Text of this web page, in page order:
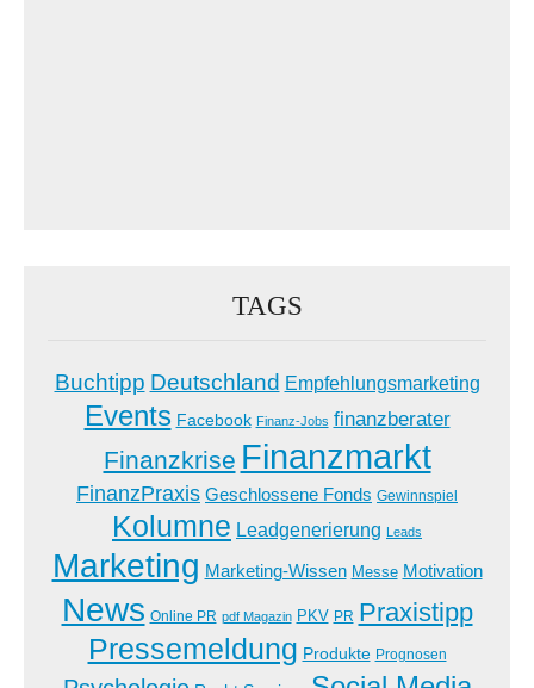
TAGS
Buchtipp Deutschland Empfehlungsmarketing
Events Facebook Finanz-Jobs finanzberater
Finanzkrise Finanzmarkt
FinanzPraxis Geschlossene Fonds Gewinnspiel
Kolumne Leadgenerierung Leads
Marketing Marketing-Wissen Messe Motivation
News Online PR pdf Magazin PKV PR Praxistipp
Pressemeldung Produkte Prognosen